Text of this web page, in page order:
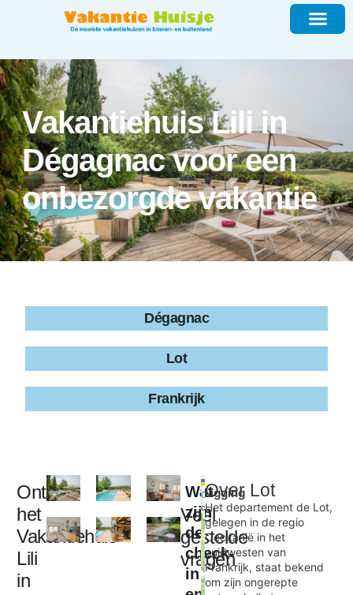
Vakantiehuis Lili in
Dégagnac voor een
onbezorgde vakantie
Dégagnac
Lot
Frankrijk
Ontdek
het
Vakantiehuis
Lili
in
Veel
gestelde
vragen
Wat
zijn
de
check-
in
Ligging
Lili
×
+
−
Leaflet
©
OpenStreetMap
contributors
Over Lot
Het departement de Lot,
gelegen in de regio
Occitanië in het
zuidwesten van
Frankrijk, staat bekend
om zijn ongerepte